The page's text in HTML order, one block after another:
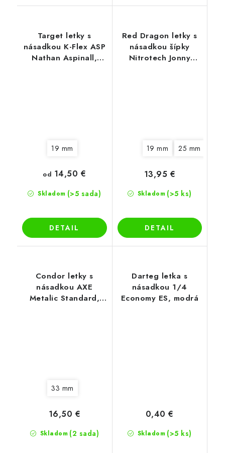
Target letky s
násadkou K-Flex ASP
Nathan Aspinall,
19 mm
Skladom (>5 sada)
od 14,50 €
DETAIL
Red Dragon letky s
násadkou šípky
Nitrotech Jonny
19 mm 25 mm
Skladom (>5 ks)
13,95 €
DETAIL
Condor letky s
násadkou AXE
Metalic Standard,
33 mm
Skladom (2 sada)
16,50 €
Darteg letka s
násadkou 1/4
Economy ES, modrá
Skladom (>5 ks)
0,40 €